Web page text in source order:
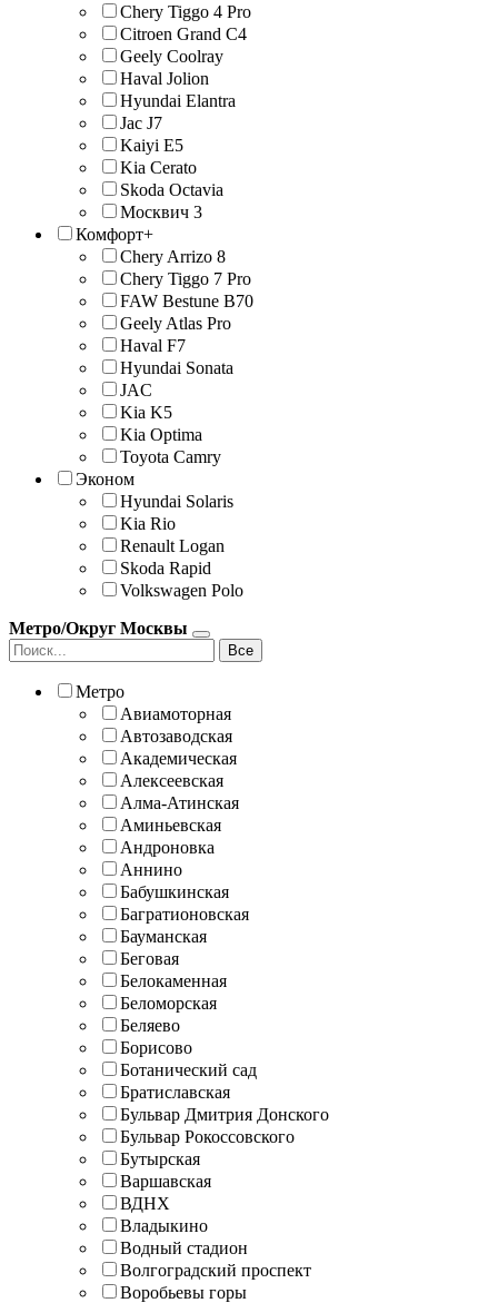
Chery Tiggo 4 Pro
Citroen Grand C4
Geely Coolray
Haval Jolion
Hyundai Elantra
Jac J7
Kaiyi E5
Kia Cerato
Skoda Octavia
Москвич 3
Комфорт+
Chery Arrizo 8
Chery Tiggo 7 Pro
FAW Bestune B70
Geely Atlas Pro
Haval F7
Hyundai Sonata
JAС
Kia K5
Kia Optima
Toyota Camry
Эконом
Hyundai Solaris
Kia Rio
Renault Logan
Skoda Rapid
Volkswagen Polo
Метро/Округ Москвы
Все
Метро
Авиамоторная
Автозаводская
Академическая
Алексеевская
Алма-Атинская
Аминьевская
Андроновка
Аннино
Бабушкинская
Багратионовская
Бауманская
Беговая
Белокаменная
Беломорская
Беляево
Борисово
Ботанический сад
Братиславская
Бульвар Дмитрия Донского
Бульвар Рокоссовского
Бутырская
Варшавская
ВДНХ
Владыкино
Водный стадион
Волгоградский проспект
Воробьевы горы